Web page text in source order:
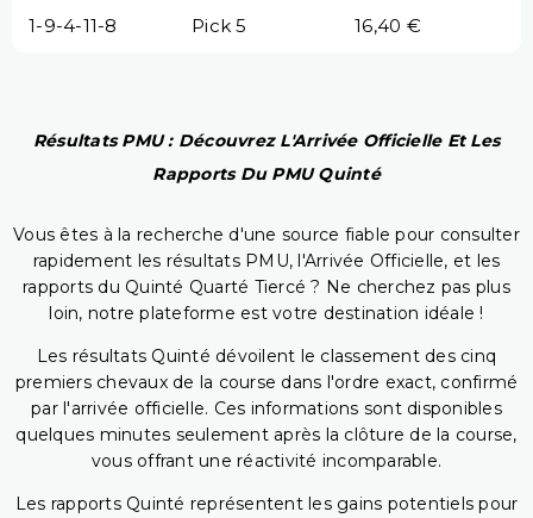
1-9-4-11-8
Pick 5 16,40 €
Résultats PMU : Découvrez L'Arrivée Officielle Et Les
Rapports Du PMU Quinté
Vous êtes à la recherche d'une source fiable pour consulter
rapidement les résultats PMU, l'Arrivée Officielle, et les
rapports du Quinté Quarté Tiercé ? Ne cherchez pas plus
loin, notre plateforme est votre destination idéale !
Les résultats Quinté dévoilent le classement des cinq
premiers chevaux de la course dans l'ordre exact, confirmé
par l'arrivée officielle. Ces informations sont disponibles
quelques minutes seulement après la clôture de la course,
vous offrant une réactivité incomparable.
Les rapports Quinté représentent les gains potentiels pour